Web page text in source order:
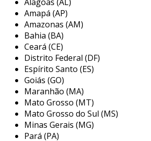
a sucata de discos de freio é composta
predominantemente por metal,
especificamente ferro ou materiais
que podem incluir carbono e outros
esse tipo de sucata é particularmente
interessante para processos de
que sua composição permite a
ciclo produtivo, resultando em novos
seja na forma de novos discos de freio
outros componentes metálicos.
principais aplicações da sucata
Amapá (AP)
Amazonas (AM)
Bahia (BA)
Ceará (CE)
Distrito Federal (DF)
Espírito Santo (ES)
Goiás (GO)
Maranhão (MA)
Mato Grosso (MT)
Mato Grosso do Sul (MS)
Minas Gerais (MG)
Pará (PA)